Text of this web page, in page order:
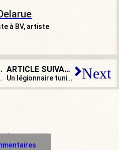
à BV, artiste
pour leur survie
ARTICLE SUIVANT
Un légionnaire tunisien passeur de migrants Next